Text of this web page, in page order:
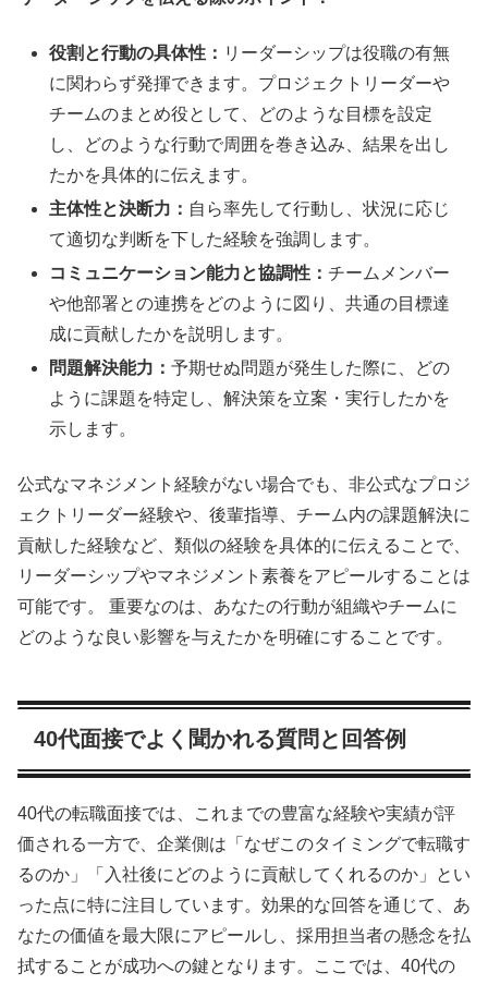
役割と行動の具体性： リーダーシップは役職の有無
に関わらず発揮できます。プロジェクトリーダーや
チームのまとめ役として、どのような目標を設定
し、どのような行動で周囲を巻き込み、結果を出し
たかを具体的に伝えます。
主体性と決断力： 自ら率先して行動し、状況に応じ
て適切な判断を下した経験を強調します。
コミュニケーション能力と協調性：チームメンバー
や他部署との連携をどのように図り、共通の目標達
成に貢献したかを説明します。
問題解決能力：予期せぬ問題が発生した際に、どの
ように課題を特定し、解決策を立案・実行したかを
示します。
公式なマネジメント経験がない場合でも、非公式なプロジ
ェクトリーダー経験や、後輩指導、チーム内の課題解決に
貢献した経験など、類似の経験を具体的に伝えることで、
リーダーシップやマネジメント素養をアピールすることは
可能です。 重要なのは、あなたの行動が組織やチームに
どのような良い影響を与えたかを明確にすることです。
40代面接でよく聞かれる質問と回答例
40代の転職面接では、これまでの豊富な経験や実績が評
価される一方で、企業側は「なぜこのタイミングで転職す
るのか」「入社後にどのように貢献してくれるのか」とい
った点に特に注目しています。効果的な回答を通じて、あ
なたの価値を最大限にアピールし、採用担当者の懸念を払
拭することが成功への鍵となります。ここでは、40代の